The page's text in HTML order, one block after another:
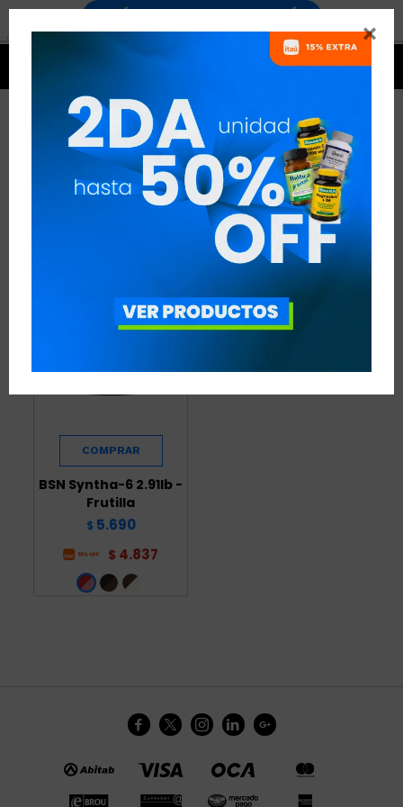

MATRIZ DE PROTEÍNAS - RUGBY
MATRIZ DE PROTEÍNAS DISCIPLINA:RUGBY
RECOMENDADOS
BSN Syntha-6 2.91lb -
Frutilla
$ 5.690
$ 4.837
    